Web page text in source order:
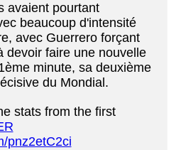
avaient pourtant
beaucoup d'intensité
avec Guerrero forçant
devoir faire une nouvelle
minute, sa deuxième
du Mondial.
stats from the first
pnz2etC2ci